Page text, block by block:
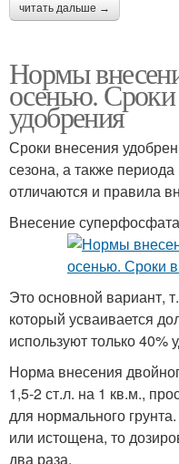
читать дальше →
Нормы
осенью. Сроки
удобрения
Сроки внесения
сезона, а также
отличаются и правила
Внесение
Это основной вариант,
который усваивается
используют только 40%
Норма внесения
1,5-2 ст.л. на 1 кв.м.,
для нормального
или истощена, то
два раза.